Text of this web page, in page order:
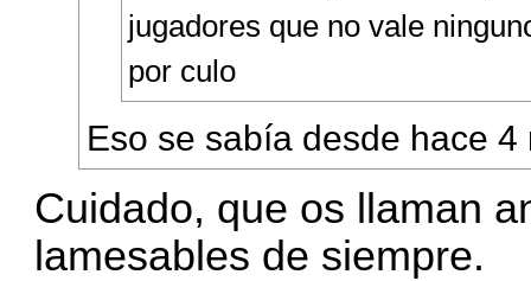
jugadores que no vale
por culo
Eso se sabía desde hace 4
Cuidado, que os llaman
lamesables de siempre.